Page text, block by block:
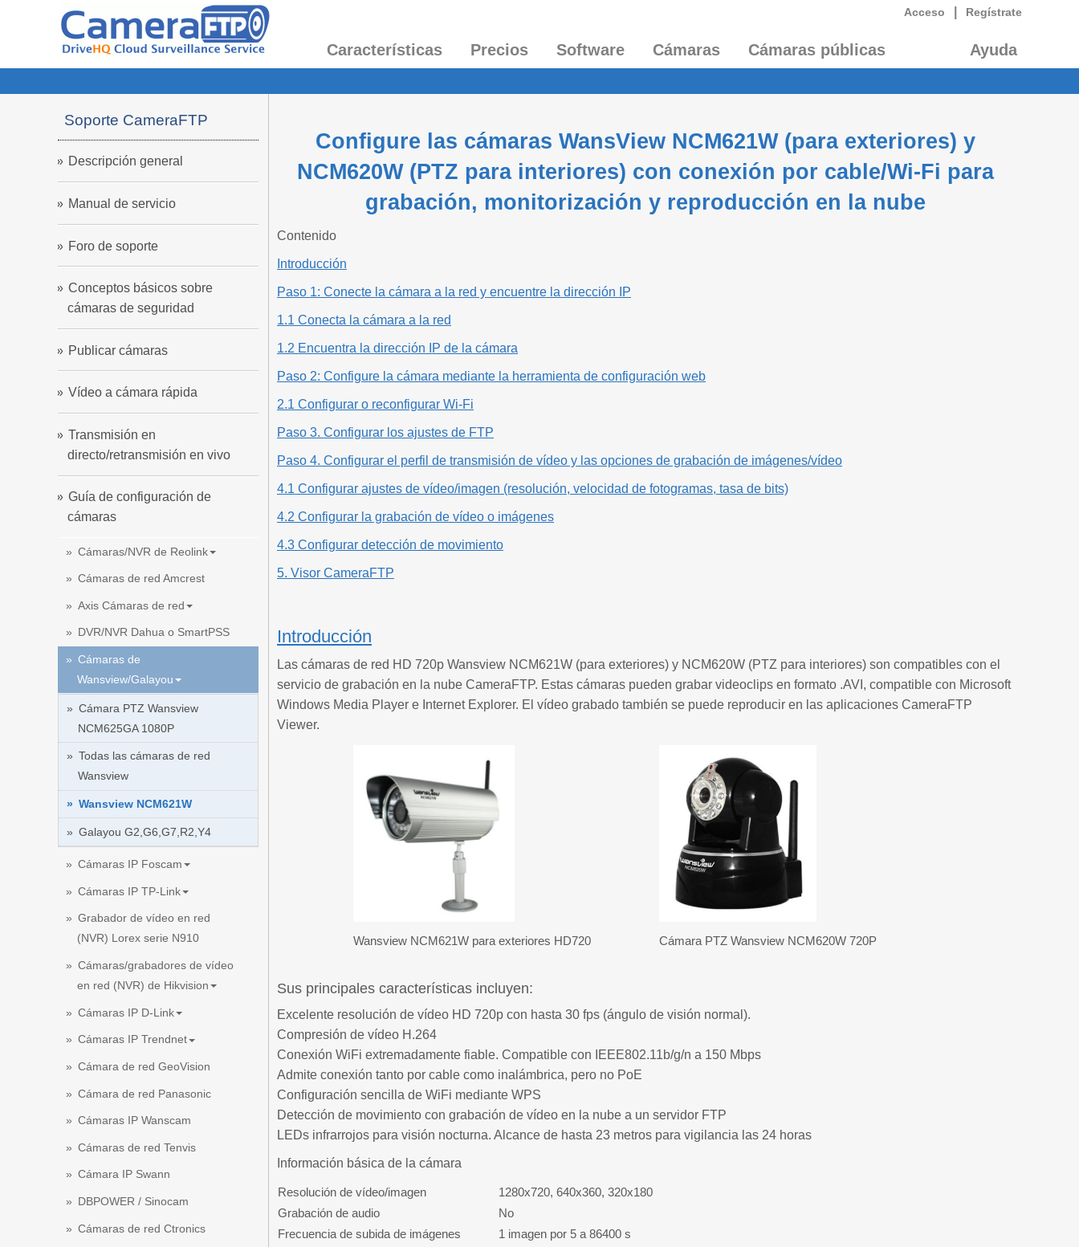
Acceso Regístrate
Características Precios Software Cámaras Cámaras públicas Ayuda
Soporte CameraFTP
Descripción general
Manual de servicio
Foro de soporte
Conceptos básicos sobre
cámaras de seguridad
Publicar cámaras
Vídeo a cámara rápida
Transmisión en
directo/retransmisión en vivo
Guía de configuración de
cámaras
Cámaras/NVR de Reolink
Cámaras de red Amcrest
Axis Cámaras de red
DVR/NVR Dahua o SmartPSS
Cámaras de
Wansview/Galayou
Cámara PTZ Wansview
NCM625GA 1080P
Todas las cámaras de red
Wansview
Wansview NCM621W
Galayou G2,G6,G7,R2,Y4
Cámaras IP Foscam
Cámaras IP TP-Link
Grabador de vídeo en red
(NVR) Lorex serie N910
Cámaras/grabadores de vídeo
en red (NVR) de Hikvision
Cámaras IP D-Link
Cámaras IP Trendnet
Cámara de red GeoVision
Cámara de red Panasonic
Cámaras IP Wanscam
Cámaras de red Tenvis
Cámara IP Swann
DBPOWER / Sinocam
Cámaras de red Ctronics
Configure las cámaras WansView NCM621W (para exteriores) y
NCM620W (PTZ para interiores) con conexión por cable/Wi-Fi para
grabación, monitorización y reproducción en la nube
Contenido
Introducción
Paso 1: Conecte la cámara a la red y encuentre la dirección IP
1.1 Conecta la cámara a la red
1.2 Encuentra la dirección IP de la cámara
Paso 2: Configure la cámara mediante la herramienta de configuración web
2.1 Configurar o reconfigurar Wi-Fi
Paso 3. Configurar los ajustes de FTP
Paso 4. Configurar el perfil de transmisión de vídeo y las opciones de grabación de imágenes/vídeo
4.1 Configurar ajustes de vídeo/imagen (resolución, velocidad de fotogramas, tasa de bits)
4.2 Configurar la grabación de vídeo o imágenes
4.3 Configurar detección de movimiento
5. Visor CameraFTP
Introducción
Las cámaras de red HD 720p Wansview NCM621W (para exteriores) y NCM620W (PTZ para interiores) son compatibles con el
servicio de grabación en la nube CameraFTP. Estas cámaras pueden grabar videoclips en formato .AVI, compatible con Microsoft
Windows Media Player e Internet Explorer. El vídeo grabado también se puede reproducir en las aplicaciones CameraFTP
Viewer.
Wansview NCM621W para exteriores HD720 Cámara PTZ Wansview NCM620W 720P
Sus principales características incluyen:
Excelente resolución de vídeo HD 720p con hasta 30 fps (ángulo de visión normal).
Compresión de vídeo H.264
Conexión WiFi extremadamente fiable. Compatible con IEEE802.11b/g/n a 150 Mbps
Admite conexión tanto por cable como inalámbrica, pero no PoE
Configuración sencilla de WiFi mediante WPS
Detección de movimiento con grabación de vídeo en la nube a un servidor FTP
LEDs infrarrojos para visión nocturna. Alcance de hasta 23 metros para vigilancia las 24 horas
Información básica de la cámara
Resolución de vídeo/imagen
1280x720, 640x360, 320x180
Grabación de audio
No
Frecuencia de subida de imágenes
1 imagen por 5 a 86400 s